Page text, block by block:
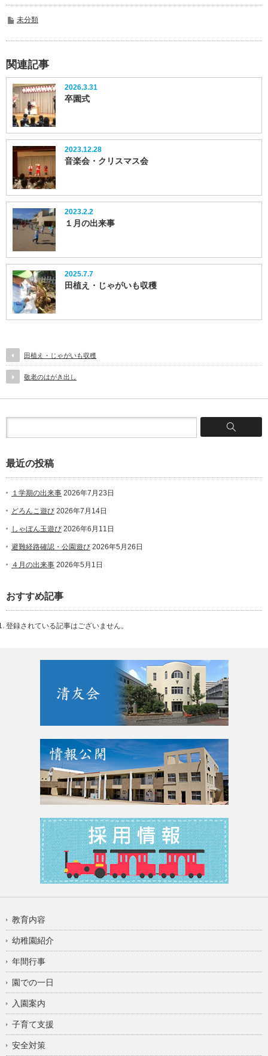
未分類
関連記事
2026.3.31
卒園式
2023.12.28
音楽会・クリスマス会
2023.2.2
１月の出来事
2025.7.7
田植え・じゃがいも収穫
田植え・じゃがいも収穫
敬老のはがき出し
最近の投稿
１学期の出来事 2026年7月23日
どろんこ遊び 2026年7月14日
しゃぼん玉遊び 2026年6月11日
避難経路確認・公園遊び 2026年5月26日
４月の出来事 2026年5月1日
おすすめ記事
登録されている記事はございません。
教育内容
幼稚園紹介
年間行事
園での一日
入園案内
子育て支援
安全対策